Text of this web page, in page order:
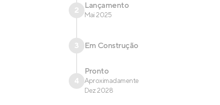
2 Lançamento
Mai 2025
3 Em Construção
4
Pronto
Aproximadamente
Dez 2028